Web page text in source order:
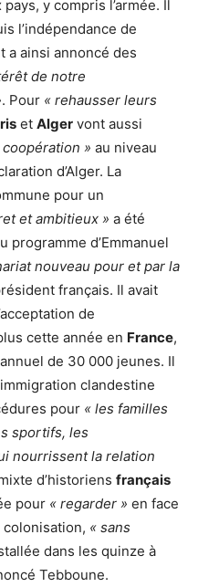
y compris l’armée. Il
l’indépendance de
a ainsi annoncé des
de notre
. Pour « rehausser leurs
et Alger vont aussi
» au niveau
d’Alger. La
pour un
et ambitieux » a été
programme d’Emmanuel
nouveau pour et par la
français. Il avait
de
cette année en France,
de 30 000 jeunes. Il
clandestine
pour « les familles
sportifs, les
nourrissent la relation
d’historiens français
pour « regarder » en face
colonisation, « sans
dans les quinze à
Tebboune.